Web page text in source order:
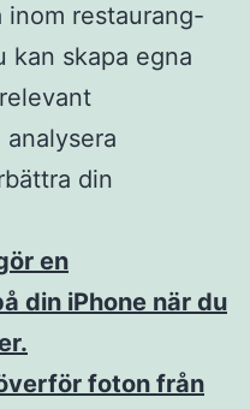
inom restaurang-
kan skapa egna
din
en
din iPhone när du
foton från